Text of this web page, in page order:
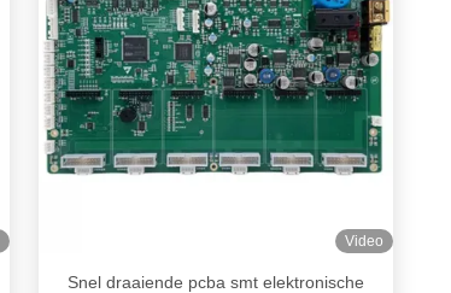
Video
Snel draaiende pcba smt elektronische